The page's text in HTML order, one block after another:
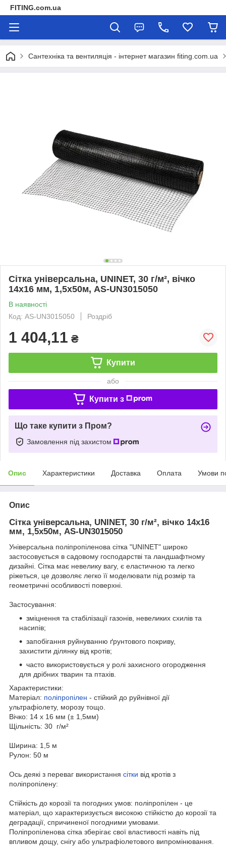
FITING.com.ua
Сантехніка та вентиляція - інтернет магазин fiting.com.ua
Сітка універсальна, UNINET, 30 г/м², вічко
14х16 мм, 1,5х50м, AS-UN3015050
В наявності
Код: AS-UN3015050
Роздріб
1 404,11 ₴
Купити
або
Купити з
Що таке купити з Пром?
Замовлення під захистом
Опис Характеристики Доставка Оплата Умови
Опис
Сітка універсальна, UNINET, 30 г/м², вічко 14х16
мм, 1,5х50м, AS-UN3015050
Універсальна поліпропіленова сітка "UNINET" широко
застосовується в садовому господарстві та ландшафтному
дизайні. Сітка має невелику вагу, є еластичною та легко
ріжеться, це дозволяє легко її моделювати під розмір та
геометричні особливості поверхні.
Застосування:
зміцнення та стабілізації газонів, невеликих схилів та
насипів;
запобігання руйнуванню ґрунтового покриву,
захистити ділянку від кротів;
часто використовується у ролі захисного огородження
для дрібних тварин та птахів.
Характеристики:
Матеріал: поліпропілен - стійкий до руйнівної дії
ультрафіолету, морозу тощо.
Вічко: 14 х 16 мм (± 1,5мм)
Щільність: 30 г/м²
Ширина: 1,5 м
Рулон: 50 м
Ось деякі з переваг використання сітки від кротів з
поліпропілену:
Стійкість до корозії та погодних умов: поліпропілен - це
матеріал, що характеризується високою стійкістю до корозії та
деградації, спричиненої погодними умовами.
Поліпропіленова сітка зберігає свої властивості навіть під
впливом дощу, снігу або ультрафіолетового випромінювання.